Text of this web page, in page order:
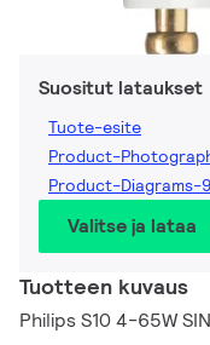
Suositut lataukset
Tuote-esite
Product-
Product-Diagrams-
Valitse ja lataa
Tuotteen kuvaus
Philips S10 4-65W